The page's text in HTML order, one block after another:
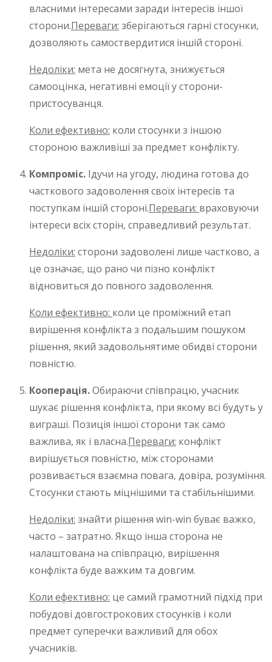
власними інтересами заради інтересів іншої
сторони.Переваги: зберігаються гарні стосунки,
дозволяють самоствердитися іншій стороні.
Недоліки: мета не досягнута, знижується
самооцінка, негативні емоції у сторони-
пристосуванця.
Коли ефективно: коли стосунки з іншою
стороною важливіші за предмет конфлікту.
Компроміс. Ідучи на угоду, людина готова до
часткового задоволення своїх інтересів та
поступкам іншій стороні.Переваги: враховуючи
інтереси всіх сторін, справедливий результат.
Недоліки: сторони задоволені лише частково, а
це означає, що рано чи пізно конфлікт
відновиться до повного задоволення.
Коли ефективно: коли це проміжний етап
вирішення конфлікта з подальшим пошуком
рішення, який задовольнятиме обидві сторони
повністю.
Кооперація.Обираючи співпрацю, учасник
шукає рішення конфлікта, при якому всі будуть у
виграші. Позиція іншої сторони так само
важлива, як і власна.Переваги: конфлікт
вирішується повністю, між сторонами
розвивається взаємна повага, довіра, розуміння.
Стосунки стають міцнішими та стабільнішими.
Недоліки: знайти рішення win-win буває важко,
часто – затратно. Якщо інша сторона не
налаштована на співпрацю, вирішення
конфлікта буде важким та довгим.
Коли ефективно: це самий грамотний підхід при
побудові довгострокових стосунків і коли
предмет суперечки важливий для обох
учасників.